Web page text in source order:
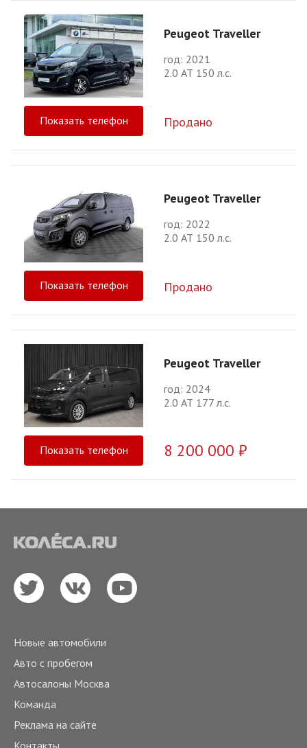
Peugeot Traveller
год: 2021
2.0 АТ 150 л.с.
Показать телефон Продано
Peugeot Traveller
год: 2022
2.0 АТ 150 л.с.
Показать телефон Продано
Peugeot Traveller
год: 2024
2.0 АТ 177 л.с.
Показать телефон 8 200 000 ₽
Новые автомобили
Авто с пробегом
Автосалоны Москва
Команда
Реклама на сайте
Контакты